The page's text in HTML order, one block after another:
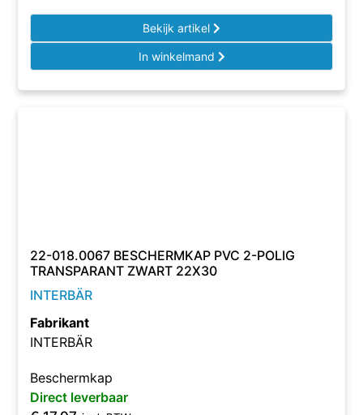
Bekijk artikel
In winkelmand
22-018.0067 BESCHERMKAP PVC 2-POLIG
TRANSPARANT ZWART 22X30
INTERBÄR
Fabrikant
INTERBÄR
Beschermkap
Direct leverbaar